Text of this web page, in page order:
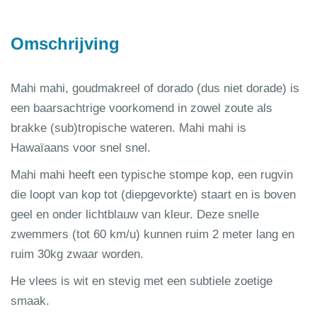
Omschrijving
Mahi mahi, goudmakreel of dorado (dus niet dorade) is
een baarsachtrige voorkomend in zowel zoute als
brakke (sub)tropische wateren. Mahi mahi is
Hawaïaans voor snel snel.
Mahi mahi heeft een typische stompe kop, een rugvin
die loopt van kop tot (diepgevorkte) staart en is boven
geel en onder lichtblauw van kleur. Deze snelle
zwemmers (tot 60 km/u) kunnen ruim 2 meter lang en
ruim 30kg zwaar worden.
He vlees is wit en stevig met een subtiele zoetige
smaak.